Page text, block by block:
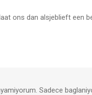
ons dan alsjeblieft een
Sadece